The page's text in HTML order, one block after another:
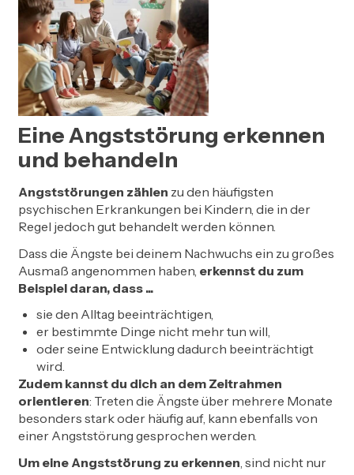
Eine Angststörung erkennen
und behandeln
Angststörungen zählen zu den häufigsten
psychischen Erkrankungen bei Kindern, die in der
Regel jedoch gut behandelt werden können.
Dass die Ängste bei deinem Nachwuchs ein zu großes
Ausmaß angenommen haben, erkennst du zum
Beispiel daran, dass ...
sie den Alltag beeinträchtigen,
er bestimmte Dinge nicht mehr tun will,
oder seine Entwicklung dadurch beeinträchtigt
wird.
Zudem kannst du dich an dem Zeitrahmen
orientieren: Treten die Ängste über mehrere Monate
besonders stark oder häufig auf, kann ebenfalls von
einer Angststörung gesprochen werden.
Um eine Angststörung zu erkennen , sind nicht nur